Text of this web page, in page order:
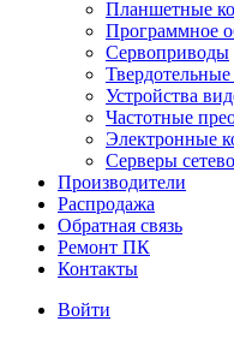
Планшетные
Программное
Сервоприводы
Твердотельные
Устройства
Частотные
Электронные
Серверы
Производители
Распродажа
Обратная связь
Ремонт ПК
Контакты
Войти